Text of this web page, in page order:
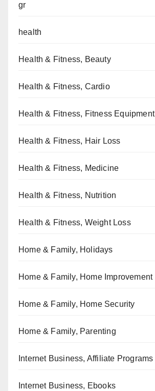
gr
health
Health & Fitness, Beauty
Health & Fitness, Cardio
Health & Fitness, Fitness Equipment
Health & Fitness, Hair Loss
Health & Fitness, Medicine
Health & Fitness, Nutrition
Health & Fitness, Weight Loss
Home & Family, Holidays
Home & Family, Home Improvement
Home & Family, Home Security
Home & Family, Parenting
Internet Business, Affiliate Programs
Internet Business, Ebooks